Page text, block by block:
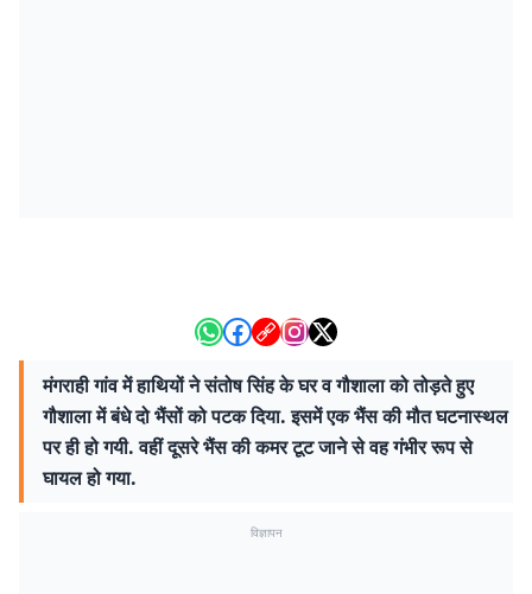
मंगराही गांव में हाथियों ने संतोष सिंह के घर व गौशाला को तोड़ते हुए
गौशाला में बंधे दो भैंसों को पटक दिया. इसमें एक भैंस की मौत घटनास्थल
पर ही हो गयी. वहीं दूसरे भैंस की कमर टूट जाने से वह गंभीर रूप से
घायल हो गया.
विज्ञापन